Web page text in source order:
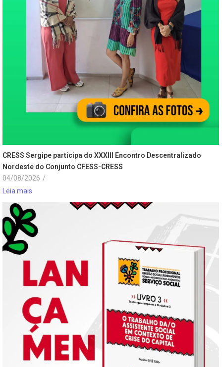
CRESS Sergipe participa do XXXIII Encontro Descentralizado
Nordeste do Conjunto CFESS-CRESS
04/08/2026 /
Leia mais